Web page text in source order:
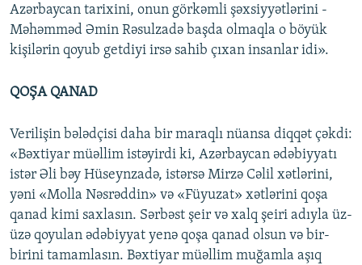
Azərbaycan tarixini, onun görkəmli şəxsiyyətlərini -
Məhəmməd Əmin Rəsulzadə başda olmaqla o böyük
kişilərin qoyub getdiyi irsə sahib çıxan insanlar idi».
QOŞA QANAD
Verilişin bələdçisi daha bir maraqlı nüansa diqqət çəkdi:
«Bəxtiyar müəllim istəyirdi ki, Azərbaycan ədəbiyyatı
istər Əli bəy Hüseynzadə, istərsə Mirzə Cəlil xətlərini,
yəni «Molla Nəsrəddin» və «Füyuzat» xətlərini qoşa
qanad kimi saxlasın. Sərbəst şeir və xalq şeiri adıyla üz-
üzə qoyulan ədəbiyyat yenə qoşa qanad olsun və bir-
birini tamamlasın. Bəxtiyar müəllim muğamla aşıq